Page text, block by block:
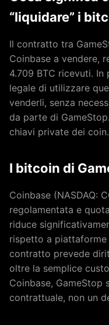
“liquidare” i
Il contratto tra
Coinbase a vendere,
4.709 BTC ricevuti.
legale di utilizzare
venderli, senza
da parte di
chiavi private dei coin.
I bitcoin di
Coinbase (NASDAQ:
regolamentata e
riduce
rispetto a piattaforme
contratto prevede
oltre la semplice
Coinbase, GameStop
contrattuale, non un